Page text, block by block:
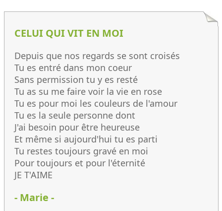
CELUI QUI VIT EN MOI
Depuis que nos regards se sont croisés
Tu es entré dans mon coeur
Sans permission tu y es resté
Tu as su me faire voir la vie en rose
Tu es pour moi les couleurs de l'amour
Tu es la seule personne dont
J'ai besoin pour être heureuse
Et même si aujourd'hui tu es parti
Tu restes toujours gravé en moi
Pour toujours et pour l'éternité
JE T'AIME
- Marie -